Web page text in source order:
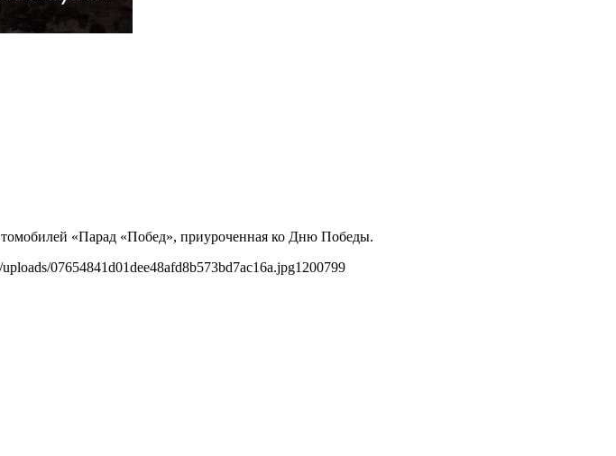
«Парад «Побед», приуроченная ко Дню Победы.
07654841d01dee48afd8b573bd7ac16a.jpg1200799